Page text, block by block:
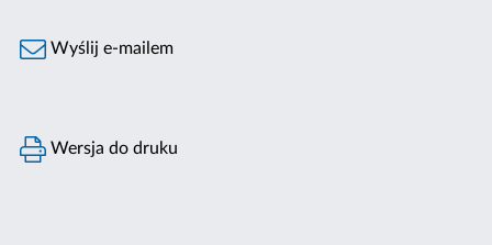
Wyślij e-mailem
Wersja do druku